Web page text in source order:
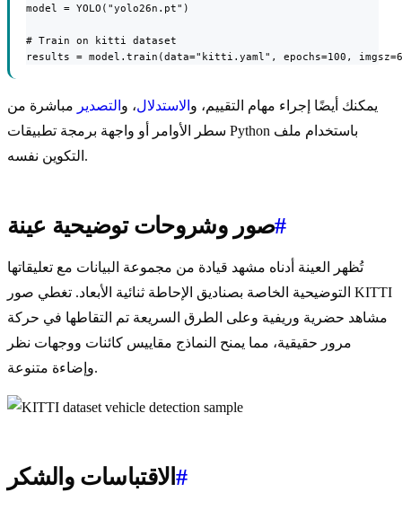
model = YOLO("yolo26n.pt")
# Train on kitti dataset
results = model.train(data="kitti.yaml", epochs=100,
يمكنك أيضًا إجراء مهام التقييم، و الاستدلال، و التصدير مباشرة من
سطر الأوامر أو واجهة برمجة تطبيقات Python باستخدام ملف
التكوين نفسه.
صور وشروحات توضيحية عينة#
تُظهر العينة أدناه مشهد قيادة من مجموعة البيانات مع تعليقاتها
التوضيحية الخاصة بصناديق الإحاطة ثنائية الأبعاد. تغطي صور KITTI
مشاهد حضرية وريفية وعلى الطرق السريعة تم التقاطها في حركة
مرور حقيقية، مما يمنح النماذج مقاييس كائنات ووجهات نظر
وإضاءة متنوعة.
الاقتباسات والشكر #